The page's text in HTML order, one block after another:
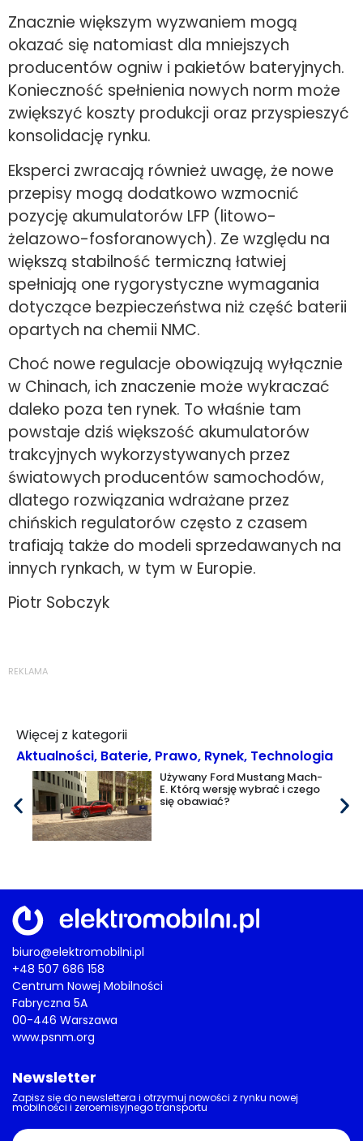
Znacznie większym wyzwaniem mogą
okazać się natomiast dla mniejszych
producentów ogniw i pakietów bateryjnych.
Konieczność spełnienia nowych norm może
zwiększyć koszty produkcji oraz przyspieszyć
konsolidację rynku.
Eksperci zwracają również uwagę, że nowe
przepisy mogą dodatkowo wzmocnić
pozycję akumulatorów LFP (litowo-
żelazowo-fosforanowych). Ze względu na
większą stabilność termiczną łatwiej
spełniają one rygorystyczne wymagania
dotyczące bezpieczeństwa niż część baterii
opartych na chemii NMC.
Choć nowe regulacje obowiązują wyłącznie
w Chinach, ich znaczenie może wykraczać
daleko poza ten rynek. To właśnie tam
powstaje dziś większość akumulatorów
trakcyjnych wykorzystywanych przez
światowych producentów samochodów,
dlatego rozwiązania wdrażane przez
chińskich regulatorów często z czasem
trafiają także do modeli sprzedawanych na
innych rynkach, w tym w Europie.
Piotr Sobczyk
REKLAMA
Więcej z kategorii
Aktualności, Baterie, Prawo, Rynek, Technologia
Używany Ford Mustang Mach-
E. Którą wersję wybrać i czego
się obawiać?
biuro@elektromobilni.pl
+48 507 686 158
Centrum Nowej Mobilności
Fabryczna 5A
00-446 Warszawa
www.psnm.org
Newsletter
Zapisz się do newslettera i otrzymuj nowości z rynku nowej
mobilności i zeroemisyjnego transportu